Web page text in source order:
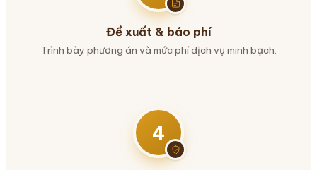
Đề xuất & báo phí
Trình bày phương án và mức phí dịch vụ minh bạch.
4